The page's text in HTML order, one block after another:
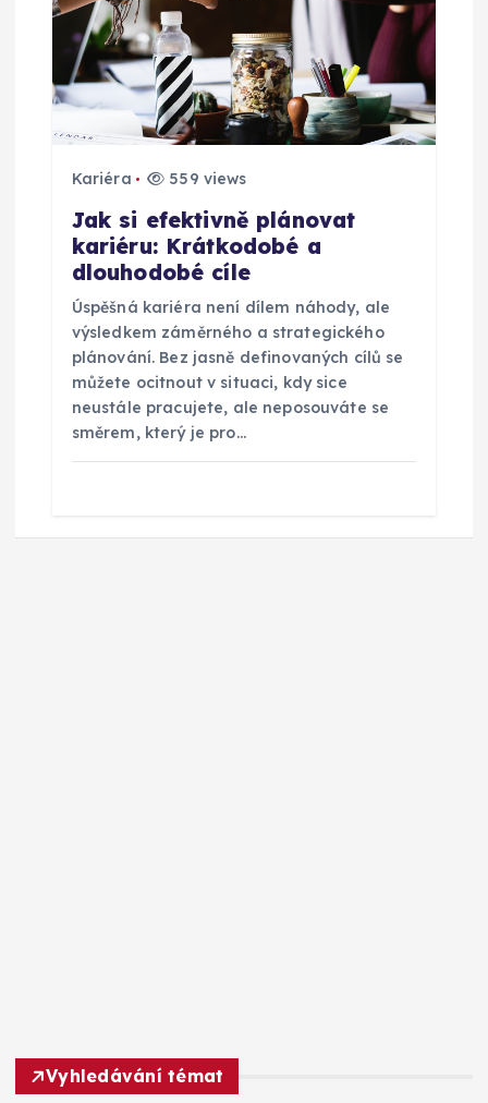
Kariéra 559 views
Jak si efektivně plánovat
kariéru: Krátkodobé a
dlouhodobé cíle
Úspěšná kariéra není dílem náhody, ale
výsledkem záměrného a strategického
plánování. Bez jasně definovaných cílů se
můžete ocitnout v situaci, kdy sice
neustále pracujete, ale neposouváte se
směrem, který je pro…
Vyhledávání témat